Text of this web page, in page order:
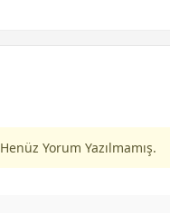
Henüz Yorum Yazılmamış.